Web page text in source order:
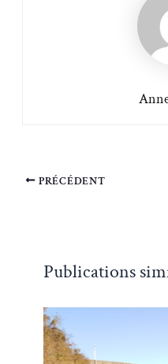
PRÉCÉDENT
Publications